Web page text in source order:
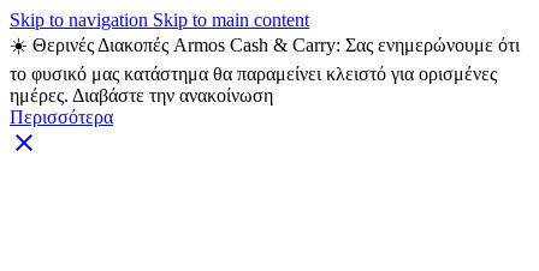
Skip to navigation Skip to main content
☀️ Θερινές Διακοπές Armos Cash & Carry: Σας ενημερώνουμε ότι
το φυσικό μας κατάστημα θα παραμείνει κλειστό για ορισμένες
ημέρες. Διαβάστε την ανακοίνωση
Περισσότερα